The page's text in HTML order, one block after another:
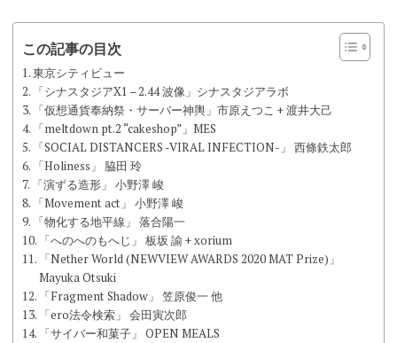
ッ
プこの記事の目次
東京シティビュー
「シナスタジアX1 – 2.44 波像」シナスタジアラボ
「仮想通貨奉納祭・サーバー神輿」市原えつこ + 渡井大己
「meltdown pt.2 “cakeshop”」MES
「SOCIAL DISTANCERS -VIRAL INFECTION-」 西條鉄太郎
「Holiness」 脇田 玲
「演ずる造形」 小野澤 峻
「Movement act」 小野澤 峻
「物化する地平線」 落合陽一
「へのへのもへじ」 板坂 諭 + xorium
「Nether World (NEWVIEW AWARDS 2020 MAT Prize)」
Mayuka Otsuki
「Fragment Shadow」 笠原俊一 他
「ero法令検索」 会田寅次郎
「サイバー和菓子」 OPEN MEALS